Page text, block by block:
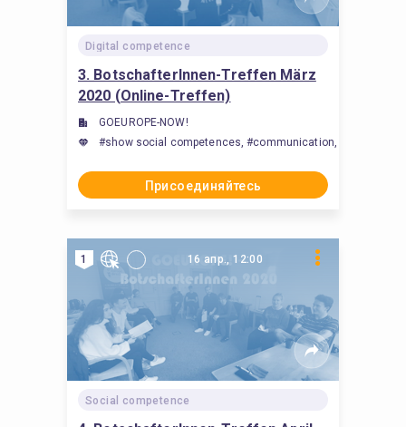
Digital competence
3. BotschafterInnen-Treffen März
2020 (Online-Treffen)
GOEUROPE-NOW!
#show social competences, #communication, #build
Присоединяйтесь
1 16 апр., 12:00
Social competence